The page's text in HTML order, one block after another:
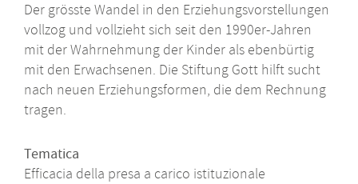
Der grösste Wandel in den Erziehungsvorstellungen
vollzog und vollzieht sich seit den 1990er-Jahren
mit der Wahrnehmung der Kinder als ebenbürtig
mit den Erwachsenen. Die Stiftung Gott hilft sucht
nach neuen Erziehungsformen, die dem Rechnung
tragen.
Tematica
Efficacia della presa a carico istituzionale